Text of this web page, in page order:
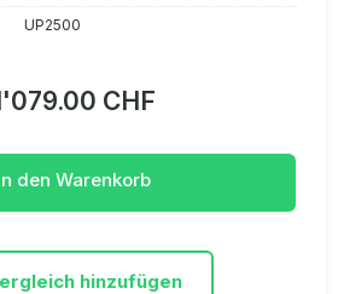
UP2500
CHF
den Warenkorb
hinzufügen